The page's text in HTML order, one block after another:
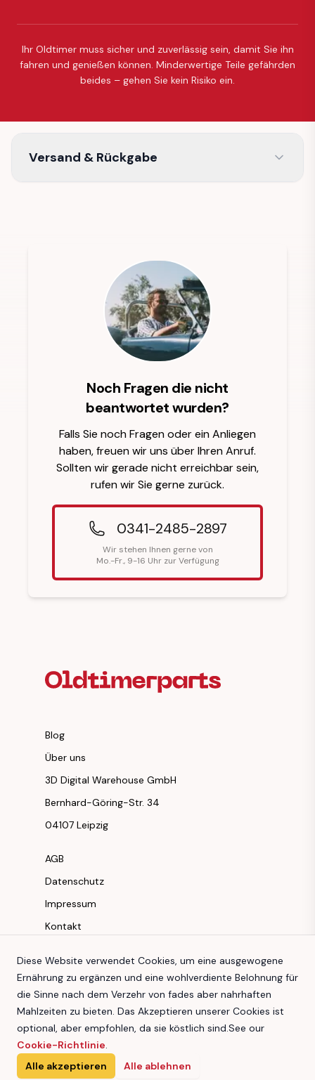
Ihr Oldtimer muss sicher und zuverlässig sein, damit Sie ihn
fahren und genießen können. Minderwertige Teile gefährden
beides – gehen Sie kein Risiko ein.
Versand & Rückgabe
Noch Fragen die nicht
beantwortet wurden?
Falls Sie noch Fragen oder ein Anliegen
haben, freuen wir uns über Ihren Anruf.
Sollten wir gerade nicht erreichbar sein,
rufen wir Sie gerne zurück.
0341-2485-2897
Wir stehen Ihnen gerne von
Mo.-Fr., 9-16 Uhr zur Verfügung
Blog
Über uns
3D Digital Warehouse GmbH
Bernhard-Göring-Str. 34
04107 Leipzig
AGB
Datenschutz
Impressum
Kontakt
Instagram
Facebook
Youtube
TikTok
3D Digital Warehouse GmbH
Diese Website verwendet Cookies, um eine ausgewogene
Ernährung zu ergänzen und eine wohlverdiente Belohnung für
die Sinne nach dem Verzehr von fades aber nahrhaften
Mahlzeiten zu bieten. Das Akzeptieren unserer Cookies ist
optional, aber empfohlen, da sie köstlich sind.See our
Cookie-Richtlinie.
Alle akzeptieren
Alle ablehnen